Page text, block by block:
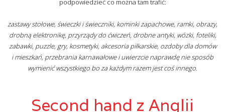
podpowiedzieć co można tam trafić:
zastawy stołowe, świeczki i świeczniki, kominki zapachowe, ramki, obrazy,
drobną elektronikę, przyrządy do ćwiczeń, drobne antyki, wózki, foteliki,
zabawki, puzzle, gry, kosmetyki, akcesoria piłkarskie, ozdoby dla domów
i mieszkań, przebrania karnawałowe i uwierzcie naprawdę nie sposób
wymienić wszystkiego bo za każdym razem jest coś innego.
Second hand z Anglii